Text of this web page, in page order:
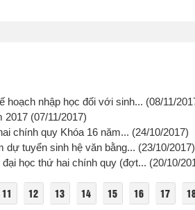
hoạch nhập học đối với sinh... (08/11/
2017 (07/11/2017)
chính quy Khóa 16 năm... (24/10/2017)
dự tuyển sinh hệ văn bằng... (23/10/2017)
học thứ hai chính quy (đợt... (20/10/
11 12 13 14 15 16 17